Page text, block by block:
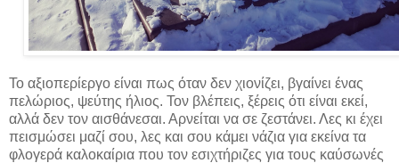
Το αξιοπερίεργο είναι πως όταν δεν χιονίζει, βγαίνει ένας
πελώριος, ψεύτης ήλιος. Τον βλέπεις, ξέρεις ότι είναι εκεί,
αλλά δεν τον αισθάνεσαι. Αρνείται να σε ζεστάνει. Λες κι έχει
πεισμώσει μαζί σου, λες και σου κάμει νάζια για εκείνα τα
φλογερά καλοκαίρια που τον εσιχτήριζες για τους καύσωνές